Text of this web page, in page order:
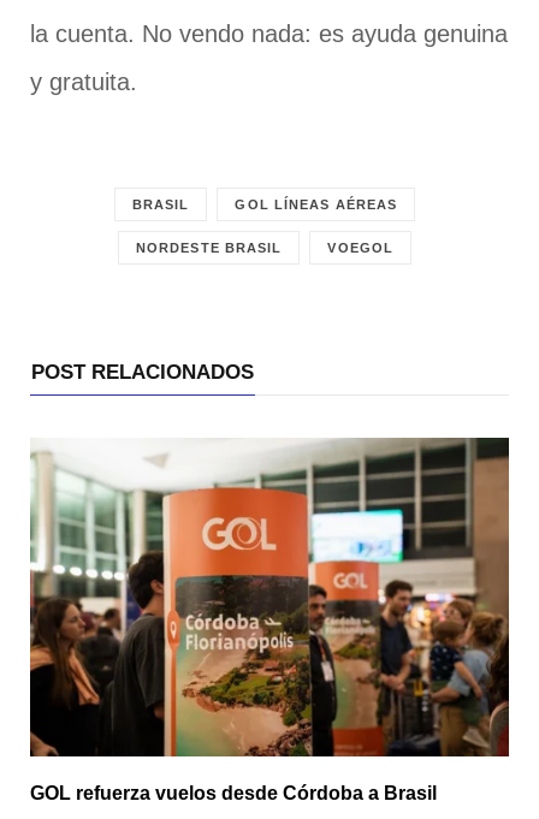
la cuenta. No vendo nada: es ayuda genuina
y gratuita.
BRASIL GOL LÍNEAS AÉREAS
NORDESTE BRASIL VOEGOL
POST RELACIONADOS
GOL refuerza vuelos desde Córdoba a Brasil